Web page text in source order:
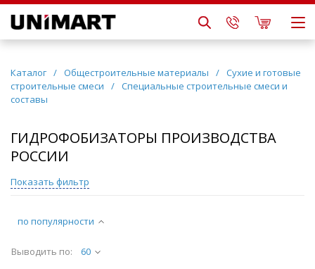
Каталог / Общестроительные материалы / Сухие и готовые
строительные смеси
/ Специальные строительные смеси и
составы
ГИДРОФОБИЗАТОРЫ ПРОИЗВОДСТВА
РОССИИ
по популярности
Выводить по: 60
Показать фильтр